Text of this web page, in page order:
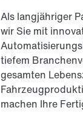
Als langjähriger
wir Sie mit
tiefem
gesamten
machen Ihre